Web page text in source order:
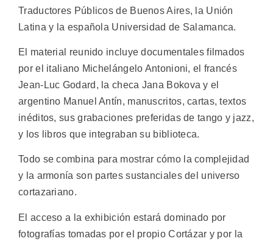
Traductores Públicos de Buenos Aires, la Unión
Latina y la española Universidad de Salamanca.
El material reunido incluye documentales filmados
por el italiano Michelángelo Antonioni, el francés
Jean-Luc Godard, la checa Jana Bokova y el
argentino Manuel Antín, manuscritos, cartas, textos
inéditos, sus grabaciones preferidas de tango y jazz,
y los libros que integraban su biblioteca.
Todo se combina para mostrar cómo la complejidad
y la armonía son partes sustanciales del universo
cortazariano.
El acceso a la exhibición estará dominado por
fotografías tomadas por el propio Cortázar y por la